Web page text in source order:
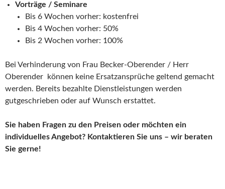
Vorträge / Seminare
Bis 6 Wochen vorher: kostenfrei
Bis 4 Wochen vorher: 50%
Bis 2 Wochen vorher: 100%
Bei Verhinderung von Frau Becker-Oberender / Herr
Oberender können keine Ersatzansprüche geltend gemacht
werden. Bereits bezahlte Dienstleistungen werden
gutgeschrieben oder auf Wunsch erstattet.
Sie haben Fragen zu den Preisen oder möchten ein
individuelles Angebot? Kontaktieren Sie uns – wir beraten
Sie gerne!